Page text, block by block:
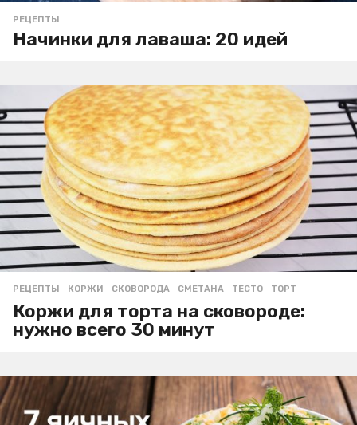
РЕЦЕПТЫ
Начинки для лаваша: 20 идей
РЕЦЕПТЫ КОРЖИ ,СКОВОРОДА ,СМЕТАНА ,ТЕСТО ,ТОРТ
Коржи для торта на сковороде:
нужно всего 30 минут